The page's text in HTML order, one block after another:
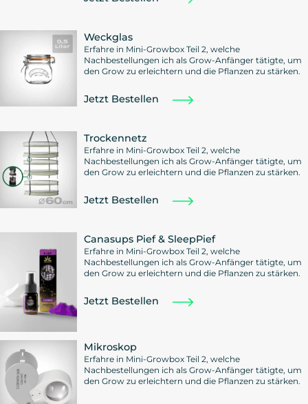
Weckglas
Erfahre in Mini-Growbox Teil 2, welche
Nachbestellungen ich als Grow-Anfänger tätigte, um
den Grow zu erleichtern und die Pflanzen zu stärken.
Jetzt Bestellen
Trockennetz
Erfahre in Mini-Growbox Teil 2, welche
Nachbestellungen ich als Grow-Anfänger tätigte, um
den Grow zu erleichtern und die Pflanzen zu stärken.
Jetzt Bestellen
Canasups Pief & SleepPief
Erfahre in Mini-Growbox Teil 2, welche
Nachbestellungen ich als Grow-Anfänger tätigte, um
den Grow zu erleichtern und die Pflanzen zu stärken.
Jetzt Bestellen
Mikroskop
Erfahre in Mini-Growbox Teil 2, welche
Nachbestellungen ich als Grow-Anfänger tätigte, um
den Grow zu erleichtern und die Pflanzen zu stärken.